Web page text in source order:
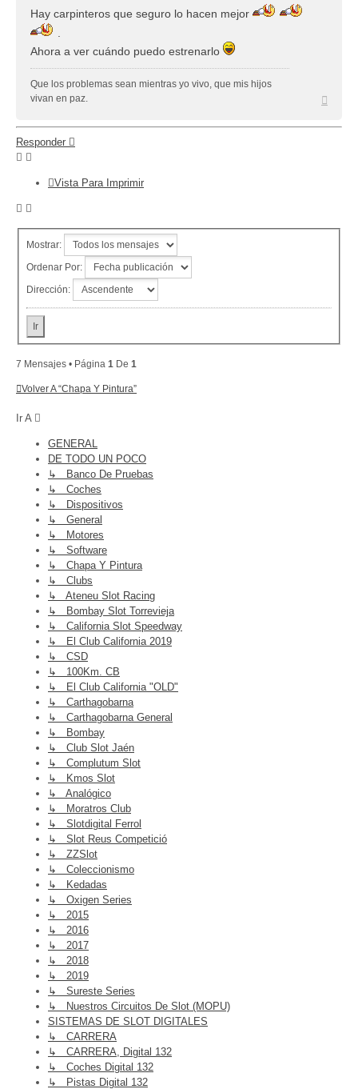
Hay carpinteros que seguro lo hacen mejor
.
Ahora a ver cuándo puedo estrenarlo
Que los problemas sean mientras yo vivo, que mis hijos
vivan en paz.
Responder
Vista Para Imprimir
Mostrar:
Ordenar Por:
Dirección:
7 Mensajes • Página 1 De 1
Volver A “Chapa Y Pintura”
Ir A
GENERAL
DE TODO UN POCO
↳ Banco De Pruebas
↳ Coches
↳ Dispositivos
↳ General
↳ Motores
↳ Software
↳ Chapa Y Pintura
↳ Clubs
↳ Ateneu Slot Racing
↳ Bombay Slot Torrevieja
↳ California Slot Speedway
↳ El Club California 2019
↳ CSD
↳ 100Km. CB
↳ El Club California "OLD"
↳ Carthagobarna
↳ Carthagobarna General
↳ Bombay
↳ Club Slot Jaén
↳ Complutum Slot
↳ Kmos Slot
↳ Analógico
↳ Moratros Club
↳ Slotdigital Ferrol
↳ Slot Reus Competició
↳ ZZSlot
↳ Coleccionismo
↳ Kedadas
↳ Oxigen Series
↳ 2015
↳ 2016
↳ 2017
↳ 2018
↳ 2019
↳ Sureste Series
↳ Nuestros Circuitos De Slot (MOPU)
SISTEMAS DE SLOT DIGITALES
↳ CARRERA
↳ CARRERA, Digital 132
↳ Coches Digital 132
↳ Pistas Digital 132